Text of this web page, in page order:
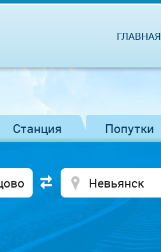
ГЛАВНАЯ
Станция Попутки